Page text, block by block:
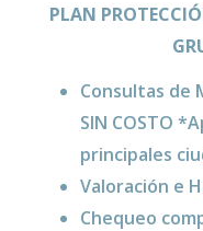
PLAN
Consultas de
SIN COSTO
principales
Valoración e
Chequeo